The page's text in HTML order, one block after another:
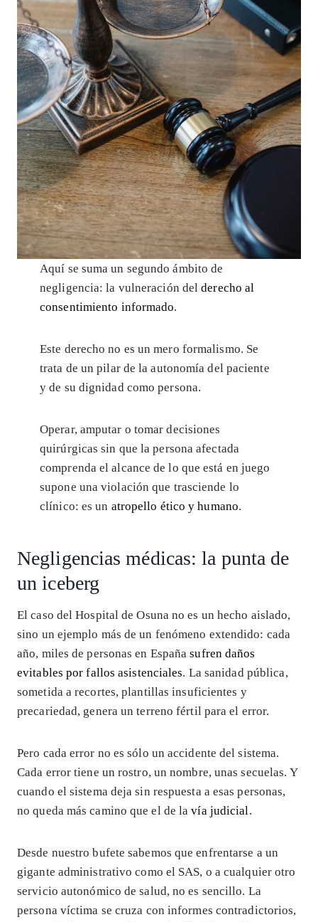
Aquí se suma un segundo ámbito de
negligencia: la vulneración delderecho al
consentimiento informado.
Este derecho no es un mero formalismo. Se
trata de un pilar de la autonomía del paciente
y de su dignidad como persona.
Operar, amputar o tomar decisiones
quirúrgicas sin que la persona afectada
comprenda el alcance de lo que está en juego
supone una violación que trasciende lo
clínico: es un atropello ético y humano.
Negligencias médicas: la punta de
un iceberg
El caso del Hospital de Osuna no es un hecho aislado,
sino un ejemplo más de un fenómeno extendido: cada
año, miles de personas en Españasufren daños
evitables por fallos asistenciales. La sanidad pública,
sometida a recortes, plantillas insuficientes y
precariedad, genera un terreno fértil para el error.
Pero cada error no es sólo un accidente del sistema.
Cada error tiene un rostro, un nombre, unas secuelas. Y
cuando el sistema deja sin respuesta a esas personas,
no queda más camino que el de lavía judicial.
Desde nuestro bufete sabemos que enfrentarse a un
gigante administrativo como el SAS, o a cualquier otro
servicio autonómico de salud, no es sencillo. La
persona víctima se cruza con informes contradictorios,